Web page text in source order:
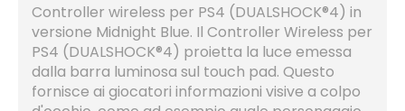
Controller wireless per PS4 (DUALSHOCK®4) in
versione Midnight Blue. Il Controller Wireless per
PS4 (DUALSHOCK®4) proietta la luce emessa
dalla barra luminosa sul touch pad. Questo
fornisce ai giocatori informazioni visive a colpo